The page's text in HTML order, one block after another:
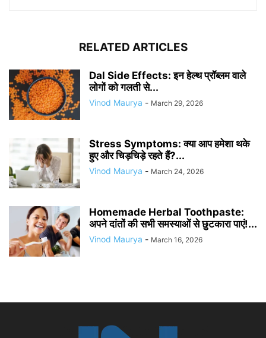
RELATED ARTICLES
Dal Side Effects: इन हेल्थ प्रॉब्लम वाले
लोगों को गलती से...
Vinod Maurya - March 29, 2026
Stress Symptoms: क्या आप हमेशा थके
हुए और चिड़चिड़े रहते हैं?...
Vinod Maurya - March 24, 2026
Homemade Herbal Toothpaste:
अपने दांतों की सभी समस्याओं से छुटकारा पाएं!...
Vinod Maurya - March 16, 2026